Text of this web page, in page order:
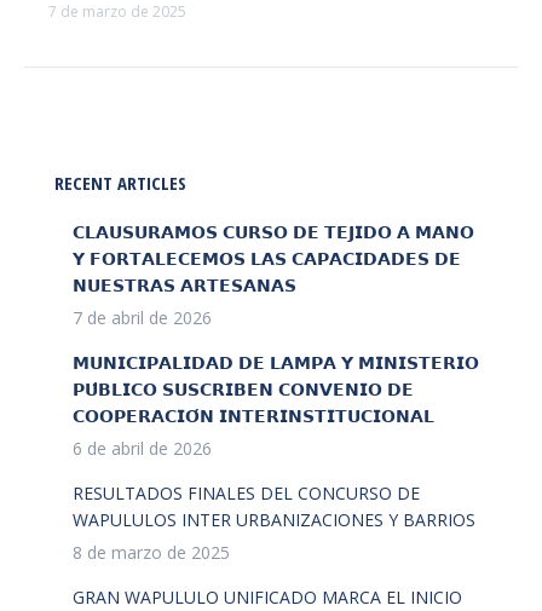
7 de marzo de 2025
RECENT ARTICLES
𝗖𝗟𝗔𝗨𝗦𝗨𝗥𝗔𝗠𝗢𝗦 𝗖𝗨𝗥𝗦𝗢 𝗗𝗘 𝗧𝗘𝗝𝗜𝗗𝗢 𝗔 𝗠𝗔𝗡𝗢
𝗬 𝗙𝗢𝗥𝗧𝗔𝗟𝗘𝗖𝗘𝗠𝗢𝗦 𝗟𝗔𝗦 𝗖𝗔𝗣𝗔𝗖𝗜𝗗𝗔𝗗𝗘𝗦 𝗗𝗘
𝗡𝗨𝗘𝗦𝗧𝗥𝗔𝗦 𝗔𝗥𝗧𝗘𝗦𝗔𝗡𝗔𝗦
7 de abril de 2026
𝗠𝗨𝗡𝗜𝗖𝗜𝗣𝗔𝗟𝗜𝗗𝗔𝗗 𝗗𝗘 𝗟𝗔𝗠𝗣𝗔 𝗬 𝗠𝗜𝗡𝗜𝗦𝗧𝗘𝗥𝗜𝗢
𝗣𝗨́𝗕𝗟𝗜𝗖𝗢 𝗦𝗨𝗦𝗖𝗥𝗜𝗕𝗘𝗡 𝗖𝗢𝗡𝗩𝗘𝗡𝗜𝗢 𝗗𝗘
𝗖𝗢𝗢𝗣𝗘𝗥𝗔𝗖𝗜𝗢́𝗡 𝗜𝗡𝗧𝗘𝗥𝗜𝗡𝗦𝗧𝗜𝗧𝗨𝗖𝗜𝗢𝗡𝗔𝗟
6 de abril de 2026
RESULTADOS FINALES DEL CONCURSO DE
WAPULULOS INTER URBANIZACIONES Y BARRIOS
8 de marzo de 2025
GRAN WAPULULO UNIFICADO MARCA EL INICIO